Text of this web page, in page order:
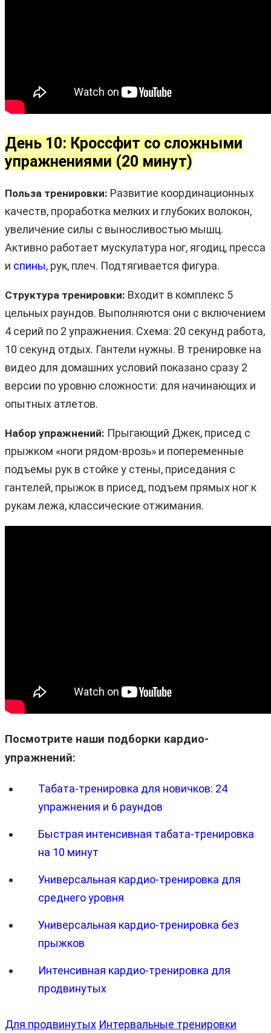
День 10: Кроссфит со сложными
упражнениями (20 минут)
Польза тренировки: Развитие координационных
качеств, проработка мелких и глубоких волокон,
увеличение силы с выносливостью мышц.
Активно работает мускулатура ног, ягодиц, пресса
и спины, рук, плеч. Подтягивается фигура.
Структура тренировки: Входит в комплекс 5
цельных раундов. Выполняются они с включением
4 серий по 2 упражнения. Схема: 20 секунд работа,
10 секунд отдых. Гантели нужны. В тренировке на
видео для домашних условий показано сразу 2
версии по уровню сложности: для начинающих и
опытных атлетов.
Набор упражнений: Прыгающий Джек, присед с
прыжком «ноги рядом-врозь» и попеременные
подъемы рук в стойке у стены, приседания с
гантелей, прыжок в присед, подъем прямых ног к
рукам лежа, классические отжимания.
Посмотрите наши подборки кардио-
упражнений:
Табата-тренировка для новичков: 24
упражнения и 6 раундов
Быстрая интенсивная табата-тренировка
на 10 минут
Универсальная кардио-тренировка для
среднего уровня
Универсальная кардио-тренировка без
прыжков
Интенсивная кардио-тренировка для
продвинутых
Для продвинутых Интервальные тренировки